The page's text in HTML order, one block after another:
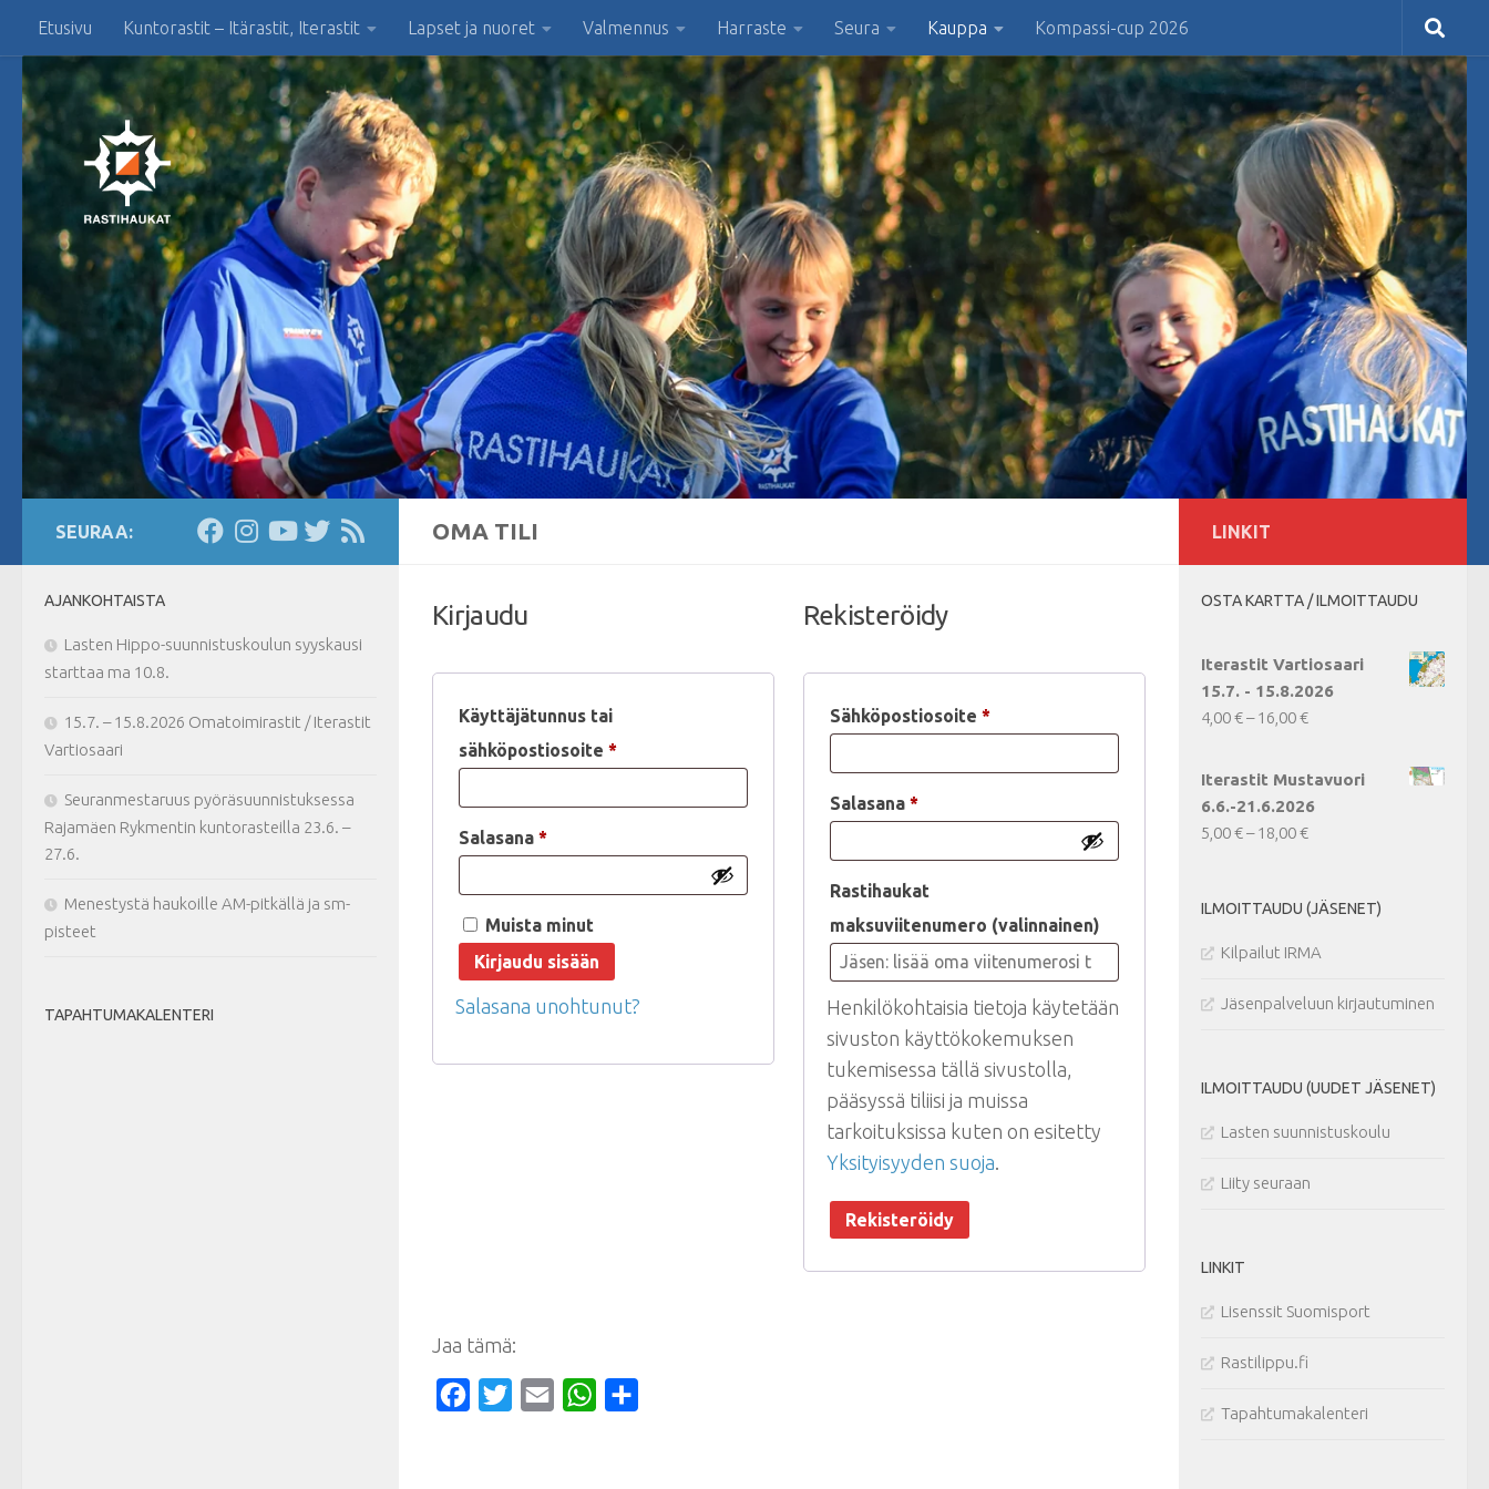
Skip to content
Etusivu Kuntorastit – Itärastit, Iterastit Lapset ja nuoret Valmennus Harraste Seura Kauppa Kompassi-cup 2026
OMA TILI
Kirjaudu
Käyttäjätunnus tai
sähköpostiosoite *Vaaditaan
Salasana *Vaaditaan
Muista minut
Kirjaudu sisään
Salasana unohtunut?
Rekisteröidy
Sähköpostiosoite *Vaaditaan
Salasana *Vaaditaan
Rastihaukat
maksuviitenumero (valinnainen)
Henkilökohtaisia tietoja käytetään
sivuston käyttökokemuksen
tukemisessa tällä sivustolla,
pääsyssä tiliisi ja muissa
tarkoituksissa kuten on esitetty
Yksityisyyden suoja.
Rekisteröidy
Jaa tämä:
FacebookTwitterEmail WhatsApp
SEURAA:
AJANKOHTAISTA
Lasten Hippo-suunnistuskoulun syyskausi
starttaa ma 10.8.
15.7. – 15.8.2026 Omatoimirastit / Iterastit
Vartiosaari
Seuranmestaruus pyöräsuunnistuksessa
Rajamäen Rykmentin kuntorasteilla 23.6. –
27.6.
Menestystä haukoille AM-pitkällä ja sm-
pisteet
TAPAHTUMAKALENTERI
LINKIT
OSTA KARTTA / ILMOITTAUDU
Iterastit Vartiosaari
15.7. - 15.8.2026
4,00€– 16,00€Hintaluokka:
Iterastit Mustavuori
6.6.-21.6.2026
5,00€– 18,00€Hintaluokka:
18,00 €
ILMOITTAUDU (JÄSENET)
Kilpailut IRMA
Jäsenpalveluun kirjautuminen
ILMOITTAUDU (UUDET JÄSENET)
Lasten suunnistuskoulu
Liity seuraan
LINKIT
Lisenssit Suomisport
Rastilippu.fi
Tapahtumakalenteri